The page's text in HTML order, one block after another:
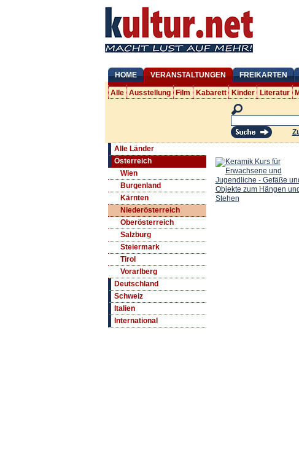
HOME VERANSTALTUNGEN FREIKARTEN
Alle Ausstellung Film Kabarett Kinder Literatur
Alle Länder
Österreich
Wien
Burgenland
Kärnten
Niederösterreich
Oberösterreich
Salzburg
Steiermark
Tirol
Vorarlberg
Deutschland
Schweiz
Italien
International